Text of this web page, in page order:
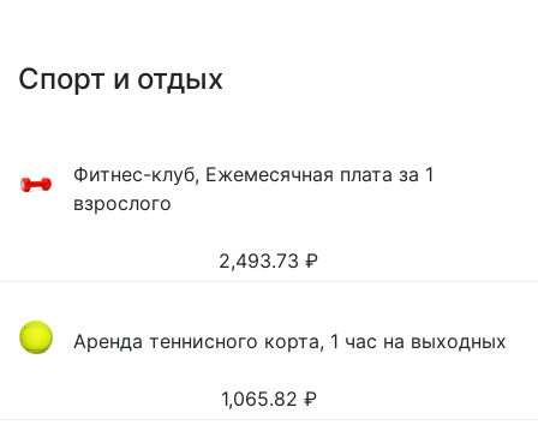
Спорт и отдых
Фитнес-клуб, Ежемесячная плата за 1
взрослого
2,493.73 ₽
Аренда теннисного корта, 1 час на выходных
1,065.82 ₽